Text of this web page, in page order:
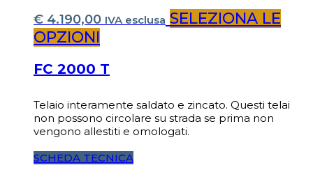
€ 4.190,00 IVA esclusa SELEZIONA LE
OPZIONI
FC 2000 T
Telaio interamente saldato e zincato. Questi telai
non possono circolare su strada se prima non
vengono allestiti e omologati.
SCHEDA TECNICA